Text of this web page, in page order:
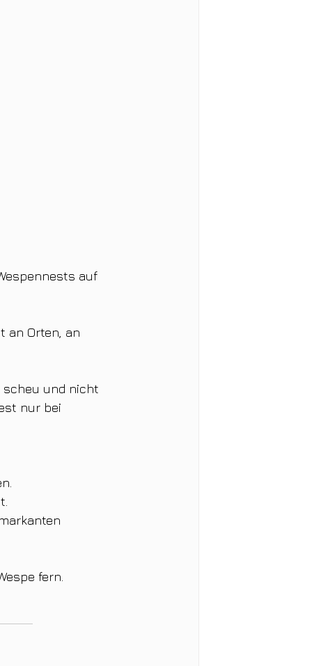
auf
an Orten, an
scheu und nicht
nur bei
fern.